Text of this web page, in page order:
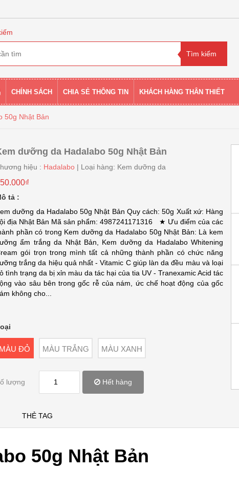
CHÍNH SÁCH CHIA SẺ THÔNG TIN KHÁCH HÀNG THÂN THIẾT
50g Nhật Bản
dưỡng da Hadalabo 50g Nhật Bản
hiệu : Hadalabo | Loại hàng: Kem dưỡng da
tả :
dưỡng da Hadalabo 50g Nhật Bản Quy cách: 50g Xuất xứ: Hàng
địa Nhật Bản Mã sản phẩm: 4987241171316 ★ Ưu điểm của các
phần có trong Kem dưỡng da Hadalabo 50g Nhật Bản: Là kem
ẩm trắng da Nhật Bản, Kem dưỡng da Hadalabo Whitening
gói trọn trong mình tất cả những thành phần có chức năng
trắng da hiệu quả nhất - Vitamic C giúp làn da đều màu và loại
tình trạng da bị xỉn màu da tác hại của tia UV - Tranexamic Acid tác
vào sâu bên trong gốc rễ của nám, ức chế hoạt động của gốc
không cho...
MÀU ĐỎ MÀU TRẮNG MÀU XANH
lượng Hết hàng
THẺ TAG
50g Nhật Bản